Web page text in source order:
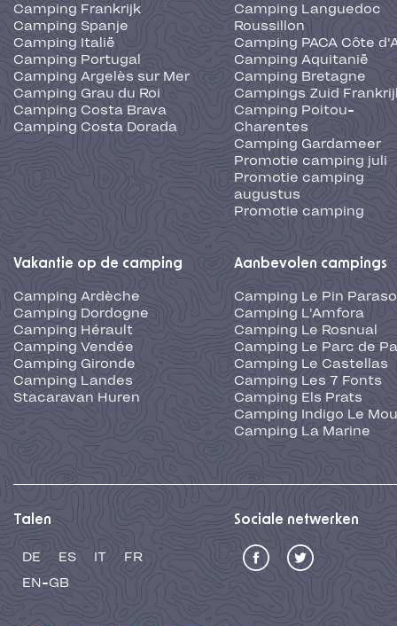
Camping Frankrijk
Camping Spanje
Camping Italië
Camping Portugal
Camping Argelès sur Mer
Camping Grau du Roi
Camping Costa Brava
Camping Costa Dorada
Camping Languedoc
Roussillon
Camping PACA Côte
Camping Aquitanië
Camping Bretagne
Campings Zuid
Camping Poitou-
Charentes
Camping Gardameer
Promotie camping juli
Promotie camping
augustus
Promotie camping
Vakantie op de camping
Camping Ardèche
Camping Dordogne
Camping Hérault
Camping Vendée
Camping Gironde
Camping Landes
Stacaravan Huren
Aanbevolen campings
Camping Le Pin
Camping L'Amfora
Camping Le Rosnual
Camping Le Parc de
Camping Le Castellas
Camping Les 7 Fonts
Camping Els Prats
Camping Indigo Le
Camping La Marine
Talen
DE ES IT
FR
EN-GB
Sociale netwerken